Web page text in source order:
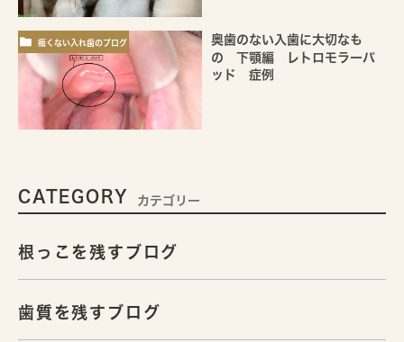
痛くない入れ歯のブログ
奥歯のない入歯に大切なも
の 下顎編 レトロモラーパ
ッド 症例
CATEGORY カテゴリー
根っこを残すブログ
歯質を残すブログ